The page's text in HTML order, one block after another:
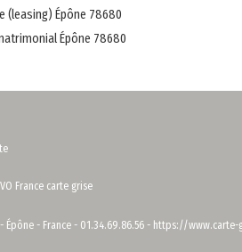
(leasing) Épône 78680
Épône 78680
France carte grise
- Épône - France - 01.34.69.86.56 - https://www.carte-